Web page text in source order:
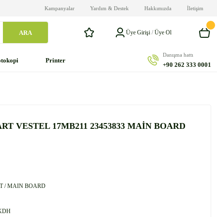
Kampanyalar Yardım & Destek Hakkımızda İletişim
ARA Üye Girişi /Üye Ol
Printer
Danışma hattı
+90 262 333 0001
VESTEL 17MB211 23453833 MAİN BOARD
/ MAIN BOARD